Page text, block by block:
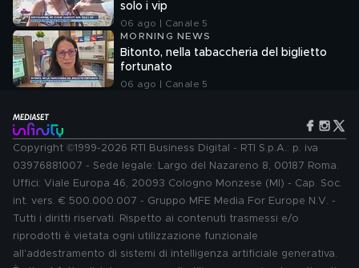
solo i vip
06 ago | Canale 5
MORNING NEWS
Bitonto, nella tabaccheria del biglietto
fortunato
06 ago | Canale 5
Copyright ©1999-2026 RTI Business Digital - RTI S.p.A.: p. iva
03976881007 - Sede legale: Largo del Nazareno 8, 00187 Roma.
Uffici: Viale Europa 46, 20093 Cologno Monzese (MI) - Cap. Soc.
int. vers. € 500.000.007 - Gruppo MFE Media For Europe N.V. -
Tutti i diritti riservati. Rispetto ai contenuti trasmessi e/o
riprodotti è vietata ogni utilizzazione funzionale
all'addestramento di sistemi di intelligenza artificiale generativa.